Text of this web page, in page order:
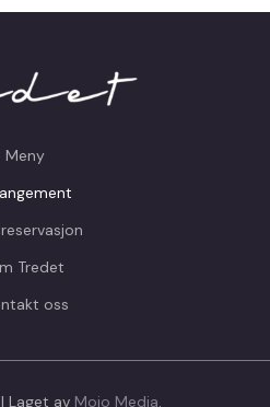
Meny
Tredet
oss
Laget av Mojo Media.